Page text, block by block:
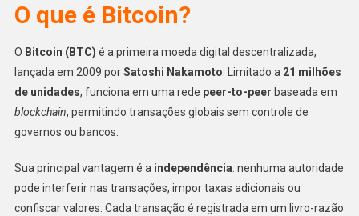
O que é Bitcoin?
O Bitcoin (BTC) é a primeira moeda digital descentralizada,
lançada em 2009 porSatoshi Nakamoto . Limitado a 21 milhões
de unidades, funciona em uma rede peer-to-peer baseada em
blockchain, permitindo transações globais sem controle de
governos ou bancos.
Sua principal vantagem é a independência: nenhuma autoridade
pode interferir nas transações, impor taxas adicionais ou
confiscar valores. Cada transação é registrada em um livro-razão